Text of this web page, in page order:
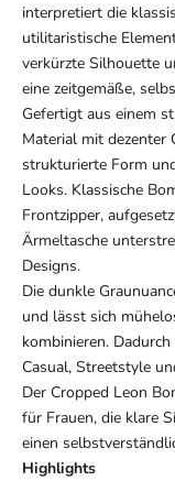
interpretiert die
utilitaristische
verkürzte Silhouette
eine zeitgemäße,
Gefertigt aus einem
Material mit dezenter
strukturierte Form
Looks. Klassische
Frontzipper,
Ärmeltasche
Designs.
Die dunkle
und lässt sich
kombinieren.
Casual, Streetstyle
Der Cropped Leon
für Frauen, die klare
einen
Highlights